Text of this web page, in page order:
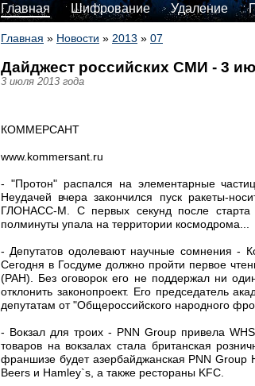
Главная Шифрование Удаление
Главная » Новости » 2013 » 07
Дайджест российских СМИ - 3
3 июля 2013 года
КОММЕРСАНТ
www.kommersant.ru
- "Протон" распался на элементарные
Неудачей вчера закончился пуск ракеты-
ГЛОНАСС-М. C первых секунд после старта
полминуты упала на территории космодрома...
- Депутатов одолевают научные сомнения -
Сегодня в Госдуме должно пройти первое
(РАН). Без оговорок его не поддержал ни
отклонить законопроект. Его председатель
депутатам от "Общероссийского народного
- Вокзал для троих - PNN Group привела
товаров на вокзалах стала британская
франшизе будет азербайджанская PNN
Beers и Hamley`s, а также рестораны KFC.